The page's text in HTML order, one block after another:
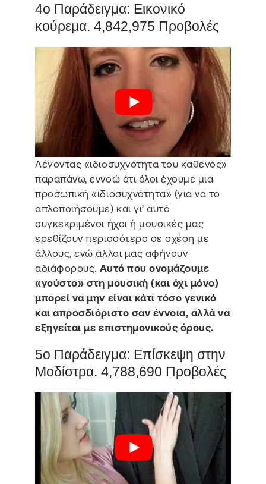
4ο Παράδειγμα: Εικονικό
κούρεμα. 4,842,975 Προβολές
Λέγοντας «ιδιοσυχνότητα του καθενός»
παραπάνω, εννοώ ότι όλοι έχουμε μια
προσωπική «ιδιοσυχνότητα» (για να το
απλοποιήσουμε) και γι’ αυτό
συγκεκριμένοι ήχοι ή μουσικές μας
ερεθίζουν περισσότερο σε σχέση με
άλλους, ενώ άλλοι μας αφήνουν
αδιάφορους. Αυτό που ονομάζουμε
«γούστο» στη μουσική (και όχι μόνο)
μπορεί να μην είναι κάτι τόσο γενικό
και απροσδιόριστο σαν έννοια, αλλά να
εξηγείται με επιστημονικούς όρους.
5ο Παράδειγμα: Επίσκεψη στην
Μοδίστρα. 4,788,690 Προβολές